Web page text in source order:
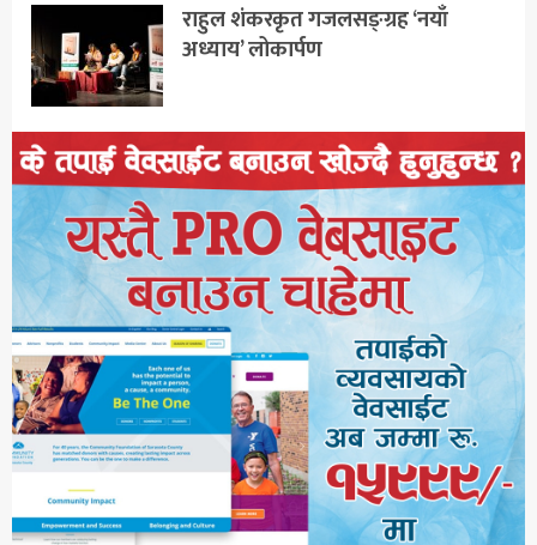
राहुल शंकरकृत गजलसङ्ग्रह ‘नयाँ
अध्याय’ लोकार्पण